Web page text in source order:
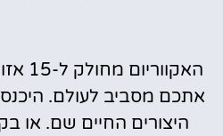
אתכם מסביב לעולם.
היצורים החיים שם. או